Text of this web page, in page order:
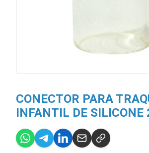
CONECTOR PARA
INFANTIL DE